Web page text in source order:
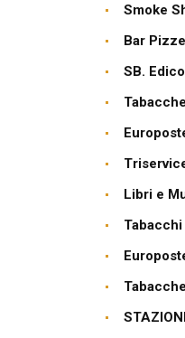
Smoke
Bar
SB.
Libri e